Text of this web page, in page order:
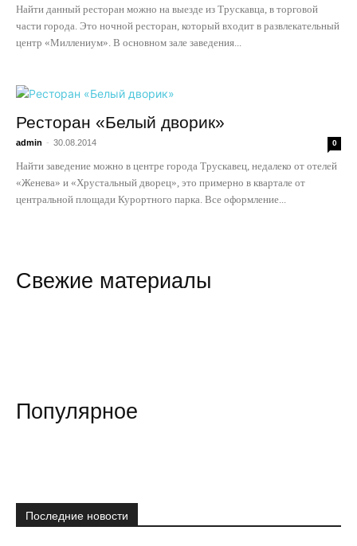
Найти данный ресторан можно на выезде из Трускавца, в торговой
части города. Это ночной ресторан, который входит в развлекательный
центр «Миллениум». В основном зале заведения...
Ресторан «Белый дворик»
admin - 30.08.2014 0
Найти заведение можно в центре города Трускавец, недалеко от отелей
«Женева» и «Хрустальный дворец», это примерно в квартале от
центральной площади Курортного парка. Все оформление...
Свежие материалы
Популярное
Последние новости